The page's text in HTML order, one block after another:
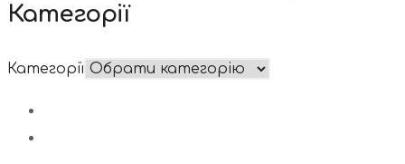
Категорії
Категорії